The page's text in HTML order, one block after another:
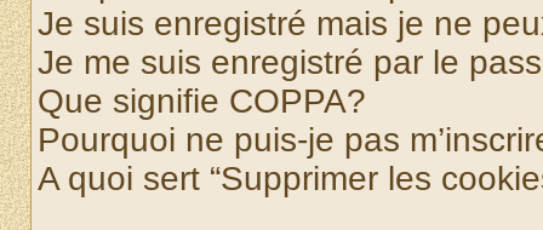
Je suis enregistré mais je ne
Je me suis enregistré par le
Que signifie COPPA?
Pourquoi ne puis-je pas
A quoi sert “Supprimer les